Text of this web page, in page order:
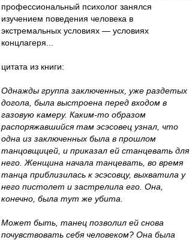
профессиональный психолог занялся
изучением поведения человека в
экстремальных условиях — условиях
концлагеря...
цитата из книги:
Однажды группа заключенных, уже раздетых
догола, была выстроена перед входом в
газовую камеру. Каким-то образом
распоряжавшийся там эсэсовец узнал, что
одна из заключенных была в прошлом
танцовщицей, и приказал ей станцевать для
него. Женщина начала танцевать, во время
танца приблизилась к эсэсовцу, выхватила у
него пистолет и застрелила его. Она,
конечно, была тут же убита.
Может быть, танец позволил ей снова
почувствовать себя человеком? Она была